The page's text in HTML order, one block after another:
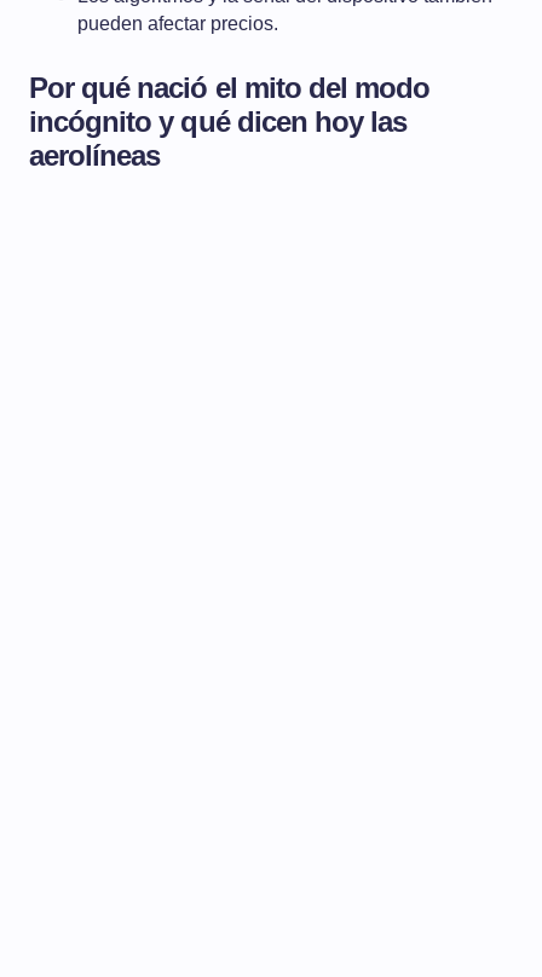
pueden afectar precios.
Por qué nació el mito del modo
incógnito y qué dicen hoy las
aerolíneas